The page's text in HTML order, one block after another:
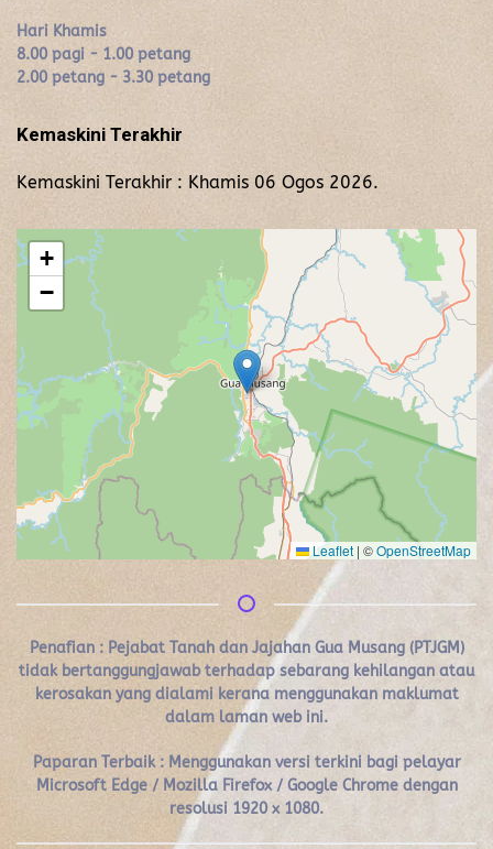
Hari Khamis
8.00 pagi - 1.00 petang
2.00 petang - 3.30 petang
Kemaskini Terakhir
Kemaskini Terakhir : Khamis 06 Ogos 2026.
+
−
Leaflet | ©OpenStreetMap
Penafian : Pejabat Tanah dan Jajahan Gua Musang (PTJGM)
tidak bertanggungjawab terhadap sebarang kehilangan atau
kerosakan yang dialami kerana menggunakan maklumat
dalam laman web ini.
Paparan Terbaik : Menggunakan versi terkini bagi pelayar
Microsoft Edge / Mozilla Firefox / Google Chrome dengan
resolusi 1920 x 1080.